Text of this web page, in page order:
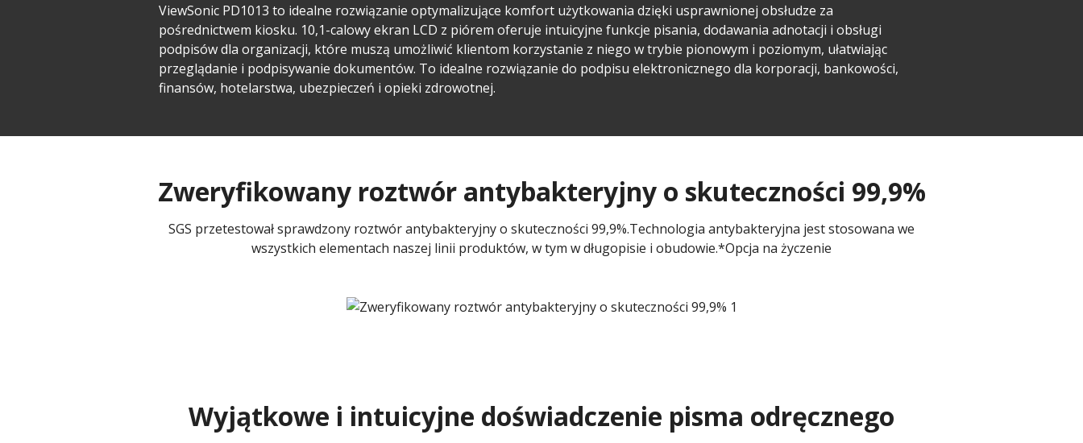
ViewSonic PD1013 to idealne rozwiązanie optymalizujące komfort użytkowania dzięki usprawnionej obsłudze za
pośrednictwem kiosku. 10,1-calowy ekran LCD z piórem oferuje intuicyjne funkcje pisania, dodawania adnotacji i obsługi
podpisów dla organizacji, które muszą umożliwić klientom korzystanie z niego w trybie pionowym i poziomym, ułatwiając
przeglądanie i podpisywanie dokumentów. To idealne rozwiązanie do podpisu elektronicznego dla korporacji, bankowości,
finansów, hotelarstwa, ubezpieczeń i opieki zdrowotnej.
Zweryfikowany roztwór antybakteryjny o skuteczności 99,9%
SGS przetestował sprawdzony roztwór antybakteryjny o skuteczności 99,9%.Technologia antybakteryjna jest stosowana we
wszystkich elementach naszej linii produktów, w tym w długopisie i obudowie.*Opcja na życzenie
Wyjątkowe i intuicyjne doświadczenie pisma odręcznego